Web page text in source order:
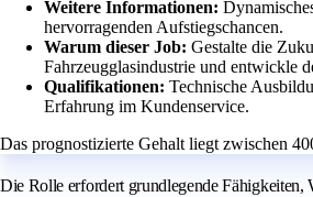
Weitere Informationen:
hervorragenden Aufstiegschancen.
Warum dieser Job: Gestalte die
Fahrzeugglasindustrie und entwickle
Qualifikationen: Technische
Erfahrung im Kundenservice.
Das prognostizierte Gehalt liegt zwischen
Die Rolle erfordert grundlegende Fähigkeiten,